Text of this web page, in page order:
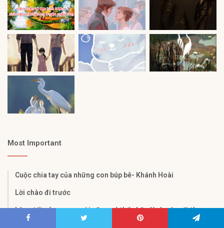
Most Important
Cuộc chia tay của những con búp bê- Khánh Hoài
Lời chào đi trước
Lòng tốt của con người cũng có thể chữa lành các vết thương
nhưng lòng tốt cũng cần đôi phần sắc sảo, nếu không chẳng